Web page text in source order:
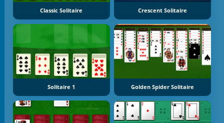
Classic Solitaire Crescent Solitaire
Solitaire 1 Golden Spider Solitaire